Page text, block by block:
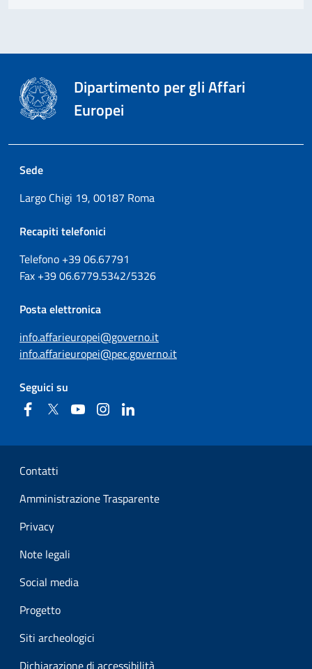
Dipartimento per gli Affari
Europei
Sede
Largo Chigi 19, 00187 Roma
Recapiti telefonici
Telefono +3906.67791
Fax +3906.6779.5342/5326
Posta elettronica
info.affarieuropei@governo.it
info.affarieuropei@pec.governo.it
Seguici su
FacebookTwitter YouTubeInstagram
Sezione Link Utili
Contatti
Amministrazione Trasparente
Privacy
Note legali
Social media
Progetto
Siti archeologici
Dichiarazione di accessibilità